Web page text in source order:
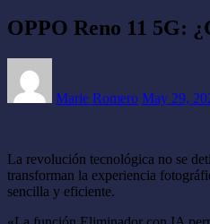
OPPO Reno 11 5G:
Marie Romero May 29,
La revolución tecnológica no se
transforman la experiencia
sencilla y eficiente.